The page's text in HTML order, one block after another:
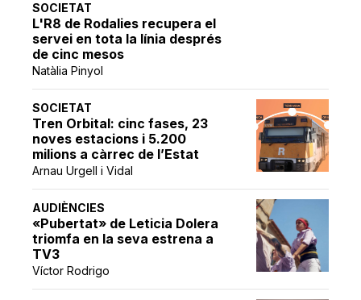
SOCIETAT
L'R8 de Rodalies recupera el
servei en tota la línia després
de cinc mesos
Natàlia Pinyol
SOCIETAT
Tren Orbital: cinc fases, 23
noves estacions i 5.200
milions a càrrec de l’Estat
Arnau Urgell i Vidal
AUDIÈNCIES
«Pubertat» de Leticia Dolera
triomfa en la seva estrena a
TV3
Víctor Rodrigo